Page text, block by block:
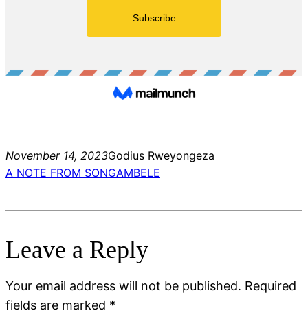
November 14, 2023Godius Rweyongeza
A NOTE FROM SONGAMBELE
Leave a Reply
Your email address will not be published. Required
fields are marked *